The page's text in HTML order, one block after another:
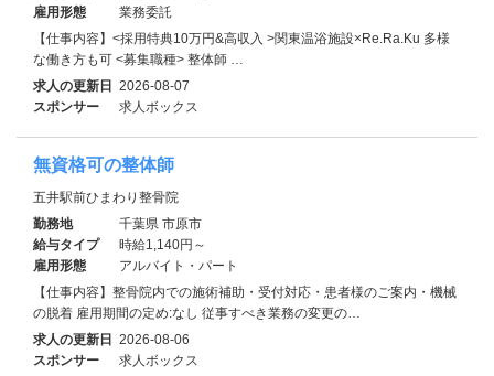
雇用形態
業務委託
【仕事内容】<採用特典10万円&高収入 >関東温浴施設×Re.Ra.Ku 多様
な働き方も可 <募集職種> 整体師 …
求人の更新日 2026-08-07
スポンサー
求人ボックス
無資格可の整体師
五井駅前ひまわり整骨院
勤務地
千葉県 市原市
給与タイプ
時給1,140円～
雇用形態
アルバイト・パート
【仕事内容】整骨院内での施術補助・受付対応・患者様のご案内・機械
の脱着 雇用期間の定め:なし 従事すべき業務の変更の…
求人の更新日 2026-08-06
スポンサー
求人ボックス